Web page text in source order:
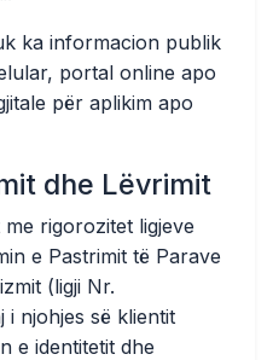
ka informacion publik
portal online apo
për aplikim apo
dhe Lëvrimit
rigorozitet ligjeve
e Pastrimit të Parave
(ligji Nr.
i njohjes së klientit
e identitetit dhe